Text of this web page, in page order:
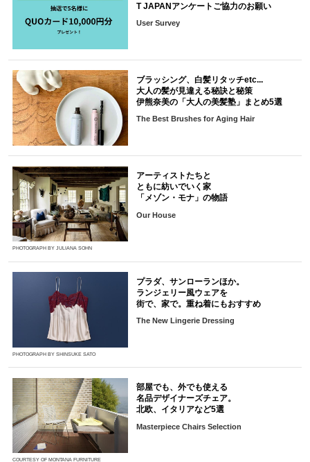
T JAPANアンケートご協力のお願い
User Survey
ブラッシング、白髪リタッチetc...
大人の髪が見違える秘訣と秘策
伊熊奈美の「大人の美髪塾」まとめ5選
The Best Brushes for Aging Hair
PHOTOGRAPH BY JULIANA SOHN
アーティストたちと
ともに紡いでいく家
「メゾン・モナ」の物語
Our House
PHOTOGRAPH BY SHINSUKE SATO
プラダ、サンローランほか。
ランジェリー風ウェアを
街で、家で。重ね着にもおすすめ
The New Lingerie Dressing
COURTESY OF MONTANA FURNITURE
部屋でも、外でも使える
名品デザイナーズチェア。
北欧、イタリアなど5選
Masterpiece Chairs Selection